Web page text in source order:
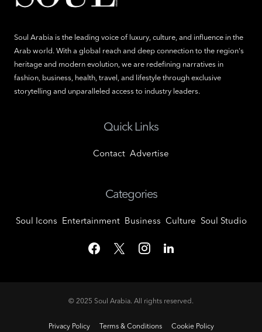
Soul Arabia is the leading voice of luxury, culture, and influence in the
Arab world. With a global reach and deep connection to the region's
heritage and modern evolution, we are redefining narratives in
fashion, business, health, travel, and lifestyle through exclusive
storytelling and unparalleled access to industry leaders.
Quick Links
Contact Advertise
Categories
Soul Icons Entertainment Business Culture Soul Studio
© 2025 Soul Arabia. All rights reserved.
Privacy Policy Terms & Conditions Cookie Policy